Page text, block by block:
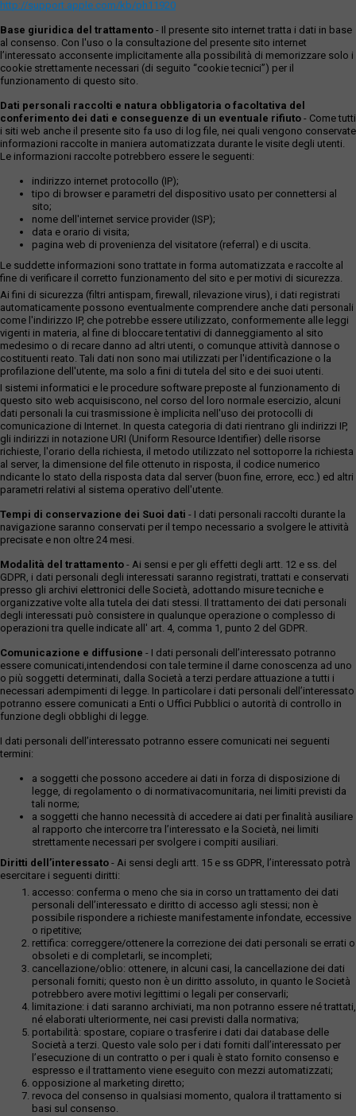
http://support.apple.com/kb/ph11920
Base giuridica del trattamento - Il presente sito internet tratta i dati in base
al consenso. Con l'uso o la consultazione del presente sito internet
l’interessato acconsente implicitamente alla possibilità di memorizzare solo i
cookie strettamente necessari (di seguito “cookie tecnici”) per il
funzionamento di questo sito.
Dati personali raccolti e natura obbligatoria o facoltativa del
conferimento dei dati e conseguenze di un eventuale rifiuto - Come tutti
i siti web anche il presente sito fa uso di log file, nei quali vengono conservate
informazioni raccolte in maniera automatizzata durante le visite degli utenti.
Le informazioni raccolte potrebbero essere le seguenti:
indirizzo internet protocollo (IP);
tipo di browser e parametri del dispositivo usato per connettersi al
sito;
nome dell'internet service provider (ISP);
data e orario di visita;
pagina web di provenienza del visitatore (referral) e di uscita.
Le suddette informazioni sono trattate in forma automatizzata e raccolte al
fine di verificare il corretto funzionamento del sito e per motivi di sicurezza.
Ai fini di sicurezza (filtri antispam, firewall, rilevazione virus), i dati registrati
automaticamente possono eventualmente comprendere anche dati personali
come l'indirizzo IP, che potrebbe essere utilizzato, conformemente alle leggi
vigenti in materia, al fine di bloccare tentativi di danneggiamento al sito
medesimo o di recare danno ad altri utenti, o comunque attività dannose o
costituenti reato. Tali dati non sono mai utilizzati per l'identificazione o la
profilazione dell'utente, ma solo a fini di tutela del sito e dei suoi utenti.
I sistemi informatici e le procedure software preposte al funzionamento di
questo sito web acquisiscono, nel corso del loro normale esercizio, alcuni
dati personali la cui trasmissione è implicita nell'uso dei protocolli di
comunicazione di Internet. In questa categoria di dati rientrano gli indirizzi IP,
gli indirizzi in notazione URI (Uniform Resource Identifier) delle risorse
richieste, l'orario della richiesta, il metodo utilizzato nel sottoporre la richiesta
al server, la dimensione del file ottenuto in risposta, il codice numerico
ndicante lo stato della risposta data dal server (buon fine, errore, ecc.) ed altri
parametri relativi al sistema operativo dell'utente.
Tempi di conservazione dei Suoi dati - I dati personali raccolti durante la
navigazione saranno conservati per il tempo necessario a svolgere le attività
precisate e non oltre 24 mesi.
Modalità del trattamento - Ai sensi e per gli effetti degli artt. 12 e ss. del
GDPR, i dati personali degli interessati saranno registrati, trattati e conservati
presso gli archivi elettronici delle Società, adottando misure tecniche e
organizzative volte alla tutela dei dati stessi. Il trattamento dei dati personali
degli interessati può consistere in qualunque operazione o complesso di
operazioni tra quelle indicate all' art. 4, comma 1, punto 2 del GDPR.
Comunicazione e diffusione - I dati personali dell’interessato potranno
essere comunicati,intendendosi con tale termine il darne conoscenza ad uno
o più soggetti determinati, dalla Società a terzi perdare attuazione a tutti i
necessari adempimenti di legge. In particolare i dati personali dell’interessato
potranno essere comunicati a Enti o Uffici Pubblici o autorità di controllo in
funzione degli obblighi di legge.
I dati personali dell’interessato potranno essere comunicati nei seguenti
termini:
a soggetti che possono accedere ai dati in forza di disposizione di
legge, di regolamento o di normativacomunitaria, nei limiti previsti da
tali norme;
a soggetti che hanno necessità di accedere ai dati per finalità ausiliare
al rapporto che intercorre tra l’interessato e la Società, nei limiti
strettamente necessari per svolgere i compiti ausiliari.
Diritti dell’interessato - Ai sensi degli artt. 15 e ss GDPR, l’interessato potrà
esercitare i seguenti diritti:
accesso: conferma o meno che sia in corso un trattamento dei dati
personali dell’interessato e diritto di accesso agli stessi; non è
possibile rispondere a richieste manifestamente infondate, eccessive
o ripetitive;
rettifica: correggere/ottenere la correzione dei dati personali se errati o
obsoleti e di completarli, se incompleti;
cancellazione/oblio: ottenere, in alcuni casi, la cancellazione dei dati
personali forniti; questo non è un diritto assoluto, in quanto le Società
potrebbero avere motivi legittimi o legali per conservarli;
limitazione: i dati saranno archiviati, ma non potranno essere né trattati,
né elaborati ulteriormente, nei casi previsti dalla normativa;
portabilità: spostare, copiare o trasferire i dati dai database delle
Società a terzi. Questo vale solo per i dati forniti dall’interessato per
l’esecuzione di un contratto o per i quali è stato fornito consenso e
espresso e il trattamento viene eseguito con mezzi automatizzati;
opposizione al marketing diretto;
revoca del consenso in qualsiasi momento, qualora il trattamento si
basi sul consenso.